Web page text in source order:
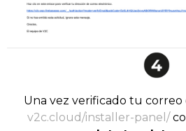
Una vez verificado tu correo
v2c.cloud/installer-panel/